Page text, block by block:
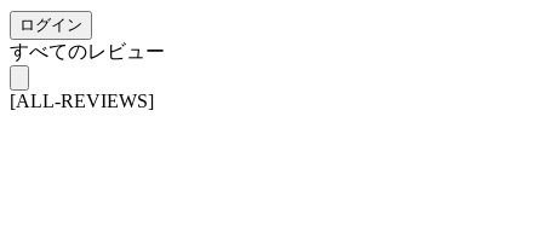
ログイン
すべてのレビュー
[ALL-REVIEWS]